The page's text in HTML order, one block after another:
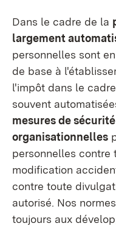
Dans le cadre de la
largement
personnelles sont
de base à
l'impôt dans le
souvent
mesures de
organisationnelles
personnelles contre
modification
contre toute
autorisé. Nos
toujours aux